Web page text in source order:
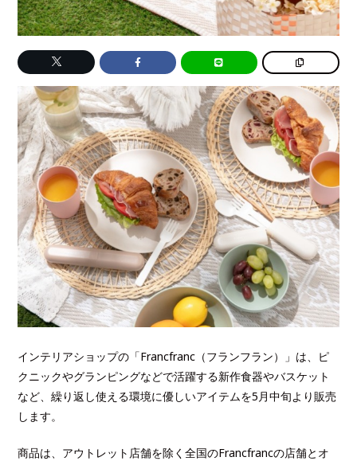
インテリアショップの「Francfranc（フランフラン）」は、ピ
クニックやグランピングなどで活躍する新作食器やバスケット
など、繰り返し使える環境に優しいアイテムを5月中旬より販売
します。
商品は、アウトレット店舗を除く全国のFrancfrancの店舗とオ